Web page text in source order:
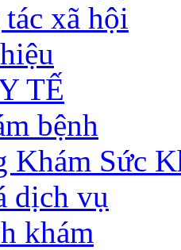
xã hội
TẾ
bệnh
Khám Sức
dịch vụ
khám